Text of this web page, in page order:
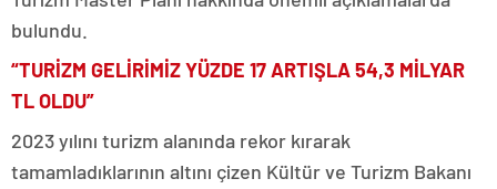
bulundu.
“TURİZM GELİRİMİZ YÜZDE 17 ARTIŞLA 54,3 MİLYAR
TL OLDU”
2023 yılını turizm alanında rekor kırarak
tamamladıklarının altını çizen Kültür ve Turizm Bakanı